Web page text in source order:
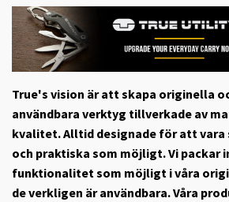
True's vision är att skapa originella
användbara verktyg tillverkade av
kvalitet. Alltid designade för att vara
och praktiska som möjligt. Vi packar
funktionalitet som möjligt i våra
de verkligen är användbara. Våra